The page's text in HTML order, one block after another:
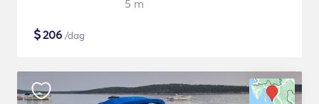
5 m
$206 /dag